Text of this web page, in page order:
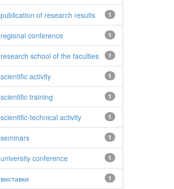
1
publication of research results
1
regional conference
1
research school of the faculties
1
scientific activity
1
scientific training
1
scientific-technical activity
1
seminars
1
university conference
1
виставки